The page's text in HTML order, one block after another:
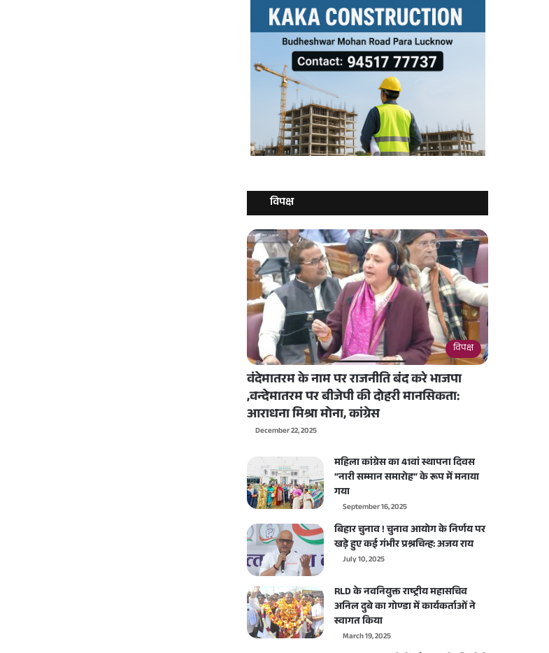
विपक्ष
विपक्ष
वंदेमातरम के नाम पर राजनीति बंद करे भाजपा
,वन्देमातरम पर बीजेपी की दोहरी मानसिकता:
आराधना मिश्रा मोना, कांग्रेस
December 22, 2025
महिला कांग्रेस का 41वां स्थापना दिवस
“नारी सम्मान समारोह” के रूप में मनाया
गया
September 16, 2025
बिहार चुनाव ! चुनाव आयोग के निर्णय पर
खड़े हुए कई गंभीर प्रश्नचिन्ह: अजय राय
July 10, 2025
RLD के नवनियुक्त राष्ट्रीय महासचिव
अनिल दुबे का गोण्डा में कार्यकर्ताओं ने
स्वागत किया
March 19, 2025